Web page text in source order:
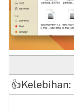
👍Kelebihan: